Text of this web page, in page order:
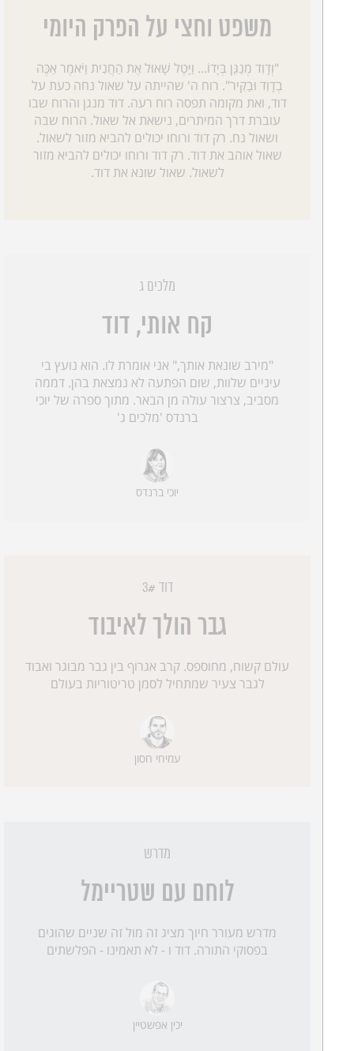
משפט וחצי על הפרק היומי
"וְדָוִד מְנַגֵּן בְּיָדוֹ... וַיָּטֶל שָׁאוּל אֶת הַחֲנִית וַיֹּאמֶר אַכֶּה
בְדָוִד וּבַקִּיר". רוח ה' שהייתה על שאול נחה כעת על
דוד, ואת מקומה תפסה רוח רעה. דוד מנגן והרוח שבו
עוברת דרך המיתרים, נישאת אל שאול. הרוח שבה
ושאול נח. רק דוד ורוחו יכולים להביא מזור לשאול.
שאול אוהב את דוד. רק דוד ורוחו יכולים להביא מזור
לשאול. שאול שונא את דוד.
מלכים ג
קח אותי, דוד
"מירב שונאת אותך," אני אומרת לו. הוא נועץ בי
עיניים שלוות, שום הפתעה לא נמצאת בהן. דממה
מסביב, צרצור עולה מן הבאר. מתוך ספרה של יוכי
ברנדס 'מלכים ג'
יוכי ברנדס
דוד 3#
גבר הולך לאיבוד
עולם קשוח, מחוספס. קרב אגרוף בין גבר מבוגר ואבוד
לגבר צעיר שמתחיל לסמן טריטוריות בעולם
עמיחי חסון
מדרש
לוחם עם שטריימל
מדרש מעורר חיוך מציג זה מול זה שניים שהוגים
בפסוקי התורה. דוד ו - לא תאמינו - הפלשתים
יכין אפשטיין